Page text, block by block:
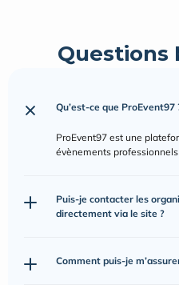
Questions
Qu’est-ce que ProEvent97
ProEvent97 est une
évènements
Puis-je contacter les
directement via le site ?
Comment puis-je